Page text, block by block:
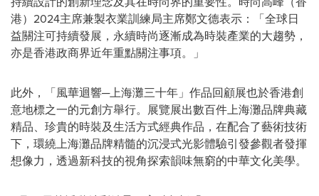
港）2024主席兼製衣業訓練局主席鄭文德表示：「全球日
益關注可持續發展，永續時尚逐漸成為時裝產業的大趨勢，
亦是香港政商界近年重點關注事項。」
此外，「風華迴響─上海灘三十年」作品回顧展也於香港創
意地標之一的元創方舉行。展覽展出數百件上海灘品牌典藏
精品、珍貴的時裝及生活方式經典作品，在配合了藝術技術
下，環繞上海灘品牌精髓的沉浸式光影體驗引發參觀者發揮
想像力，透過新科技的視角探索韻味無窮的中華文化美學。